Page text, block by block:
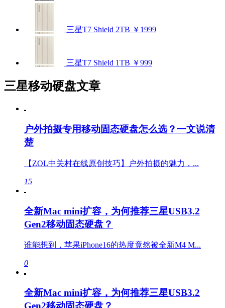
三星T7 Shield 2TB ￥1999
三星T7 Shield 1TB ￥999
三星移动硬盘文章
户外拍摄专用移动固态硬盘怎么选？一文说清
楚
【ZOL中关村在线原创技巧】户外拍摄的魅力，...
15
全新Mac mini扩容，为何推荐三星USB3.2
Gen2移动固态硬盘？
谁能想到，苹果iPhone16的热度竟然被全新M4 M...
0
全新Mac mini扩容，为何推荐三星USB3.2
Gen2移动固态硬盘？